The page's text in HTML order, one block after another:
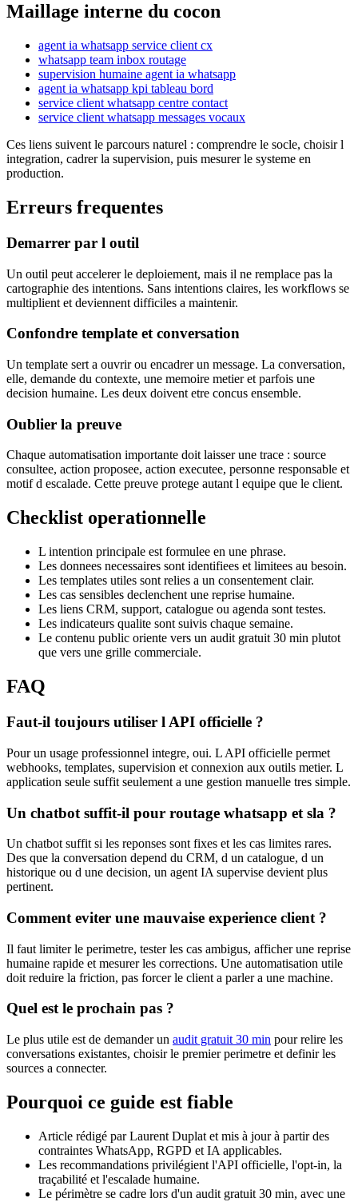
Maillage interne du cocon
agent ia whatsapp service client cx
whatsapp team inbox routage
supervision humaine agent ia whatsapp
agent ia whatsapp kpi tableau bord
service client whatsapp centre contact
service client whatsapp messages vocaux
Ces liens suivent le parcours naturel : comprendre le socle, choisir l
integration, cadrer la supervision, puis mesurer le systeme en
production.
Erreurs frequentes
Demarrer par l outil
Un outil peut accelerer le deploiement, mais il ne remplace pas la
cartographie des intentions. Sans intentions claires, les workflows se
multiplient et deviennent difficiles a maintenir.
Confondre template et conversation
Un template sert a ouvrir ou encadrer un message. La conversation,
elle, demande du contexte, une memoire metier et parfois une
decision humaine. Les deux doivent etre concus ensemble.
Oublier la preuve
Chaque automatisation importante doit laisser une trace : source
consultee, action proposee, action executee, personne responsable et
motif d escalade. Cette preuve protege autant l equipe que le client.
Checklist operationnelle
L intention principale est formulee en une phrase.
Les donnees necessaires sont identifiees et limitees au besoin.
Les templates utiles sont relies a un consentement clair.
Les cas sensibles declenchent une reprise humaine.
Les liens CRM, support, catalogue ou agenda sont testes.
Les indicateurs qualite sont suivis chaque semaine.
Le contenu public oriente vers un audit gratuit 30 min plutot
que vers une grille commerciale.
FAQ
Faut-il toujours utiliser l API officielle ?
Pour un usage professionnel integre, oui. L API officielle permet
webhooks, templates, supervision et connexion aux outils metier. L
application seule suffit seulement a une gestion manuelle tres simple.
Un chatbot suffit-il pour routage whatsapp et sla ?
Un chatbot suffit si les reponses sont fixes et les cas limites rares.
Des que la conversation depend du CRM, d un catalogue, d un
historique ou d une decision, un agent IA supervise devient plus
pertinent.
Comment eviter une mauvaise experience client ?
Il faut limiter le perimetre, tester les cas ambigus, afficher une reprise
humaine rapide et mesurer les corrections. Une automatisation utile
doit reduire la friction, pas forcer le client a parler a une machine.
Quel est le prochain pas ?
Le plus utile est de demander un audit gratuit 30 min pour relire les
conversations existantes, choisir le premier perimetre et definir les
sources a connecter.
Pourquoi ce guide est fiable
Article rédigé par Laurent Duplat et mis à jour à partir des
contraintes WhatsApp, RGPD et IA applicables.
Les recommandations privilégient l'API officielle, l'opt-in, la
traçabilité et l'escalade humaine.
Le périmètre se cadre lors d'un audit gratuit 30 min, avec une